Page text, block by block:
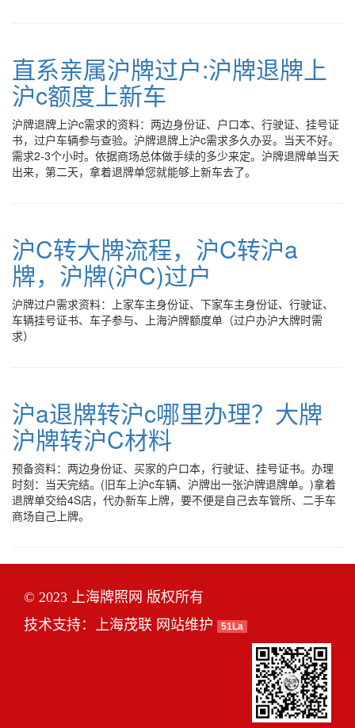
直系亲属沪牌过户:沪牌退牌上
沪c额度上新车
沪牌退牌上沪c需求的资料：两边身份证、户口本、行驶证、挂号证
书，过户车辆参与查验。沪牌退牌上沪c需求多久办妥。当天不好。
需求2-3个小时。依据商场总体做手续的多少来定。沪牌退牌单当天
出来，第二天，拿着退牌单您就能够上新车去了。
沪C转大牌流程，沪C转沪a
牌，沪牌(沪C)过户
沪牌过户需求资料：上家车主身份证、下家车主身份证、行驶证、
车辆挂号证书、车子参与、上海沪牌额度单（过户办沪大牌时需
求）
沪a退牌转沪c哪里办理？大牌
沪牌转沪C材料
预备资料：两边身份证、买家的户口本，行驶证、挂号证书。办理
时刻：当天完结。(旧车上沪c车辆、沪牌出一张沪牌退牌单。)拿着
退牌单交给4S店，代办新车上牌，要不便是自己去车管所、二手车
商场自己上牌。
© 2023 上海牌照网 版权所有
技术支持： 上海茂联 网站维护 51La